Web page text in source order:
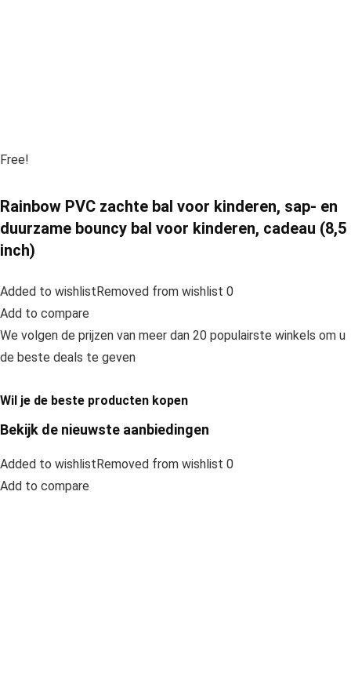
Free!
Rainbow PVC zachte bal voor kinderen, sap- en
duurzame bouncy bal voor kinderen, cadeau (8,5
inch)
Added to wishlistRemoved from wishlist 0
Add to compare
We volgen de prijzen van meer dan 20 populairste winkels om u
de beste deals te geven
Wil je de beste producten kopen
Bekijk de nieuwste aanbiedingen
Added to wishlistRemoved from wishlist 0
Add to compare